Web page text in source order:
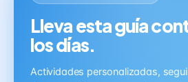
Lleva esta guía
los días.
Actividades personalizadas,